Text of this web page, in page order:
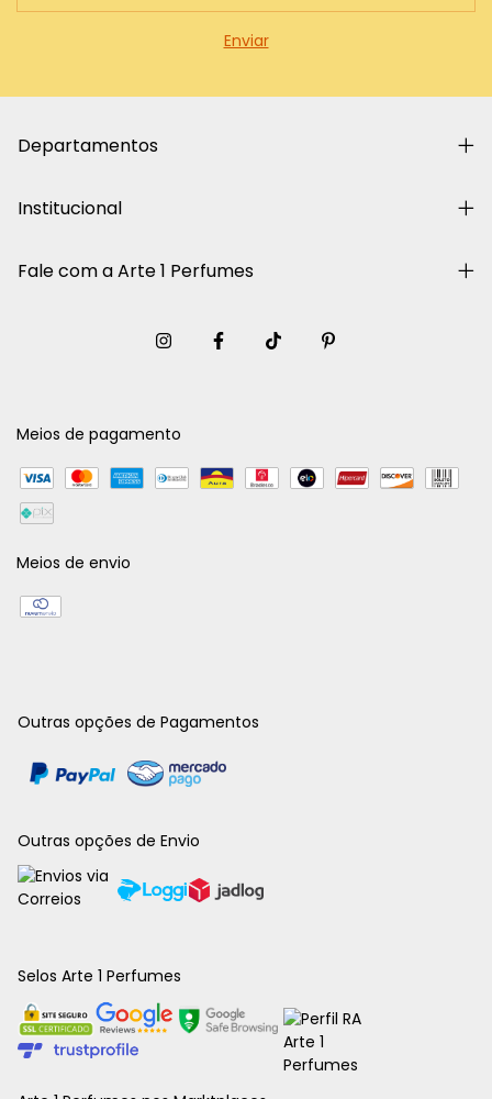
Departamentos
Institucional
Fale com a Arte 1 Perfumes
Meios de pagamento
Meios de envio
Outras opções de Pagamentos
Outras opções de Envio
Selos Arte 1 Perfumes